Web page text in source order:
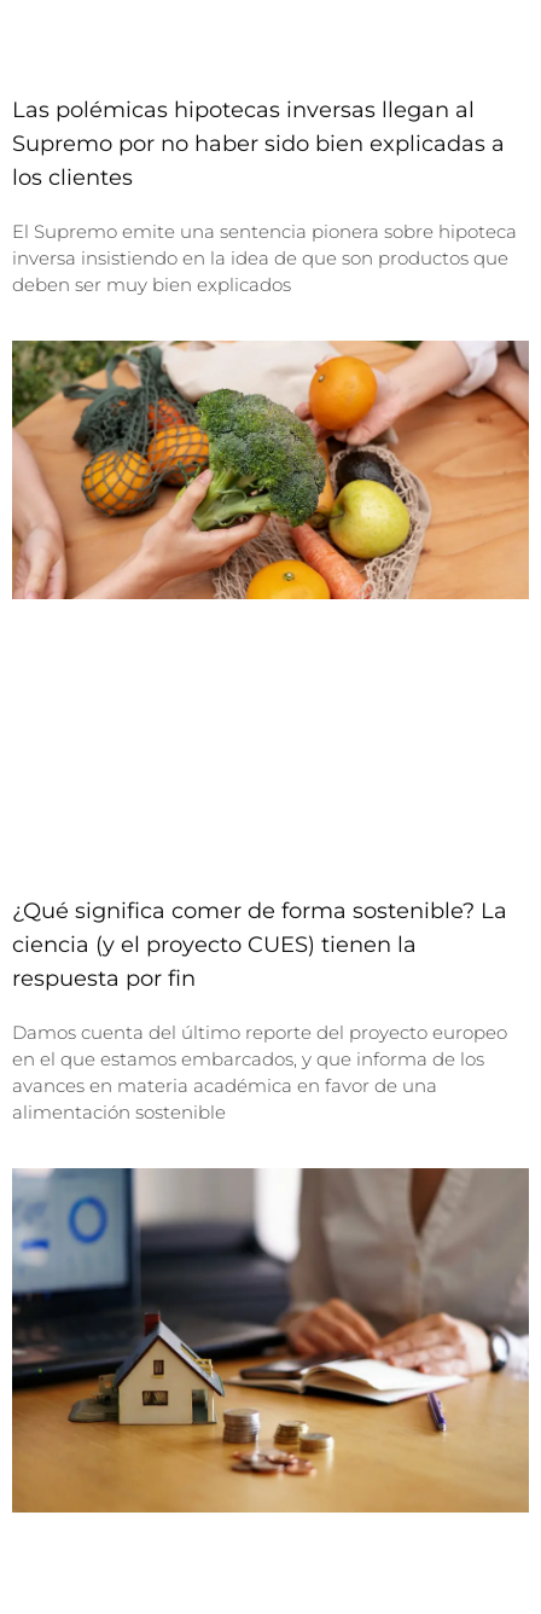
Las polémicas hipotecas inversas llegan al
Supremo por no haber sido bien explicadas a
los clientes
El Supremo emite una sentencia pionera sobre hipoteca
inversa insistiendo en la idea de que son productos que
deben ser muy bien explicados
¿Qué significa comer de forma sostenible? La
ciencia (y el proyecto CUES) tienen la
respuesta por fin
Damos cuenta del último reporte del proyecto europeo
en el que estamos embarcados, y que informa de los
avances en materia académica en favor de una
alimentación sostenible